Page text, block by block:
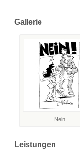
Gallerie
Nein
Leistungen